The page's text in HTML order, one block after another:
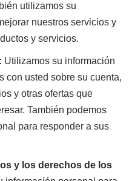
utilizamos su
nuestros servicios y
y servicios.
Utilizamos su información
con usted sobre su cuenta,
y otras ofertas que
También podemos
para responder a sus
y los derechos de los